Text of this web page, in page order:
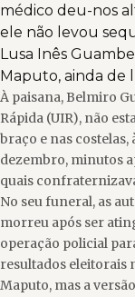
médico deu-nos
ele não levou
Lusa Inês
Maputo, ainda de
À paisana, Belmiro
Rápida (UIR), não
braço e nas costelas,
dezembro, minutos
quais
No seu funeral, as
morreu após ser
operação policial
resultados eleitorais
Maputo, mas a